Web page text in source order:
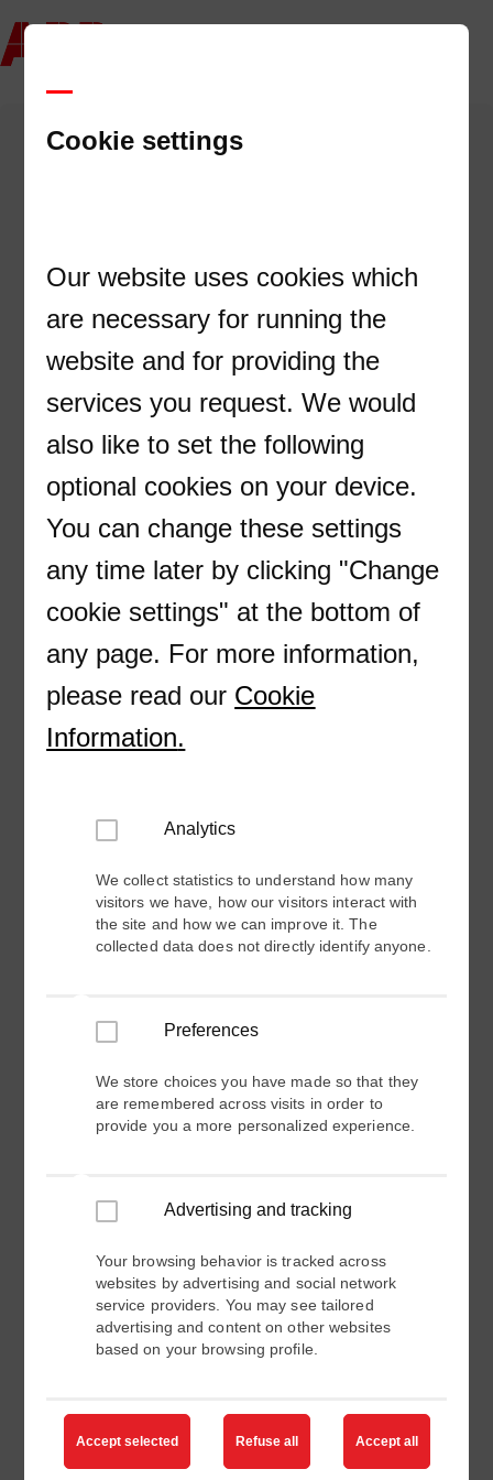
Cookie settings
Our website uses cookies which
are necessary for running the
website and for providing the
services you request. We would
also like to set the following
optional cookies on your device.
You can change these settings
any time later by clicking "Change
cookie settings" at the bottom of
any page. For more information,
please read our Cookie
Information.
Analytics
We collect statistics to understand how many
visitors we have, how our visitors interact with
the site and how we can improve it. The
collected data does not directly identify anyone.
Preferences
We store choices you have made so that they
are remembered across visits in order to
provide you a more personalized experience.
Advertising and tracking
Your browsing behavior is tracked across
websites by advertising and social network
service providers. You may see tailored
advertising and content on other websites
based on your browsing profile.
Accept all
Refuse all
Accept selected
Haluan lisätietoa ABB-free@home -
Yritys
Työtehtävä
Markkinointilupa ABB Electrification
Annan suostumukseni
profiilisi kiinnostuksen kohteiden perusteella.
linkkien klikkauksista, jotta voimme seurata ja
parantaa suoramarkkinointiamme. Voit peruuttaa
tämän suostumuksen milloin tahansa napsauttamalla
www.abb.com/privacy. Tarkempia tietoja löydät